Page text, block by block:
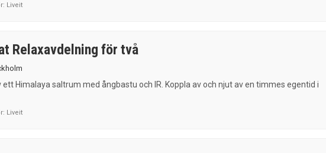
Liveit
Relaxavdelning för två
ett Himalaya saltrum med ångbastu och IR. Koppla av och njut av en timmes egentid i
Liveit